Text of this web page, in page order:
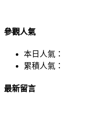
參觀人氣
本日人氣：
累積人氣：
最新留言